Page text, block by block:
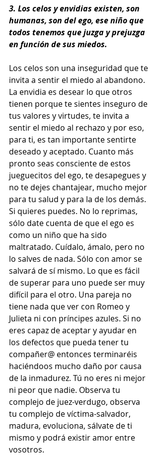
3. Los celos y envidias existen, son
humanas, son del ego, ese niño que
todos tenemos que juzga y prejuzga
en función de sus miedos.
Los celos son una inseguridad que te
invita a sentir el miedo al abandono.
La envidia es desear lo que otros
tienen porque te sientes inseguro de
tus valores y virtudes, te invita a
sentir el miedo al rechazo y por eso,
para ti, es tan importante sentirte
deseado y aceptado. Cuanto más
pronto seas consciente de estos
jueguecitos del ego, te desapegues y
no te dejes chantajear, mucho mejor
para tu salud y para la de los demás.
Si quieres puedes. No lo reprimas,
sólo date cuenta de que el ego es
como un niño que ha sido
maltratado. Cuídalo, ámalo, pero no
lo salves de nada. Sólo con amor se
salvará de sí mismo. Lo que es fácil
de superar para uno puede ser muy
difícil para el otro. Una pareja no
tiene nada que ver con Romeo y
Julieta ni con príncipes azules. Si no
eres capaz de aceptar y ayudar en
los defectos que pueda tener tu
compañer@ entonces terminaréis
haciéndoos mucho daño por causa
de la inmadurez. Tú no eres ni mejor
ni peor que nadie. Observa tu
complejo de juez-verdugo, observa
tu complejo de víctima-salvador,
madura, evoluciona, sálvate de ti
mismo y podrá existir amor entre
vosotros.